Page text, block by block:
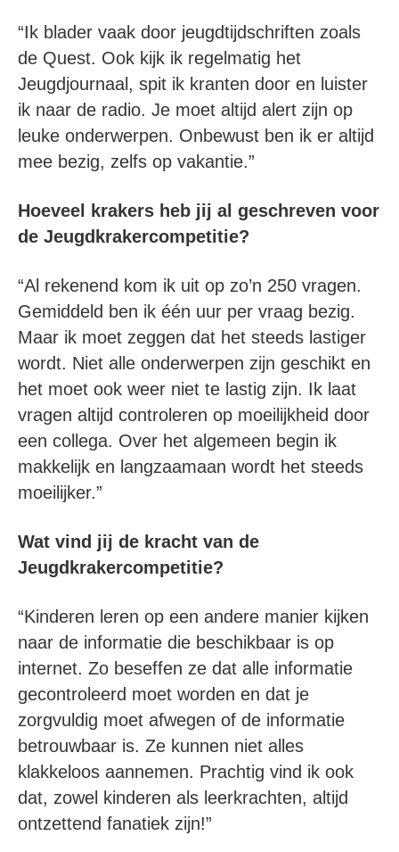
“Ik blader vaak door jeugdtijdschriften zoals
de Quest. Ook kijk ik regelmatig het
Jeugdjournaal, spit ik kranten door en luister
ik naar de radio. Je moet altijd alert zijn op
leuke onderwerpen. Onbewust ben ik er altijd
mee bezig, zelfs op vakantie.”
Hoeveel krakers heb jij al geschreven voor
de Jeugdkrakercompetitie?
“Al rekenend kom ik uit op zo’n 250 vragen.
Gemiddeld ben ik één uur per vraag bezig.
Maar ik moet zeggen dat het steeds lastiger
wordt. Niet alle onderwerpen zijn geschikt en
het moet ook weer niet te lastig zijn. Ik laat
vragen altijd controleren op moeilijkheid door
een collega. Over het algemeen begin ik
makkelijk en langzaamaan wordt het steeds
moeilijker.”
Wat vind jij de kracht van de
Jeugdkrakercompetitie?
“Kinderen leren op een andere manier kijken
naar de informatie die beschikbaar is op
internet. Zo beseffen ze dat alle informatie
gecontroleerd moet worden en dat je
zorgvuldig moet afwegen of de informatie
betrouwbaar is. Ze kunnen niet alles
klakkeloos aannemen. Prachtig vind ik ook
dat, zowel kinderen als leerkrachten, altijd
ontzettend fanatiek zijn!”